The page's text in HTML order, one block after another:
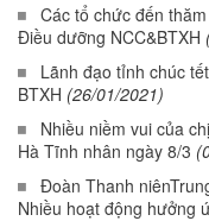
Các tổ chức đến
Điều dưỡng NCC&BTXH
Lãnh đạo tỉnh chúc
BTXH (26/01/2021)
Nhiều niềm vui của
Hà Tĩnh nhân ngày 8/3
Đoàn Thanh
Nhiều hoạt động hưởng